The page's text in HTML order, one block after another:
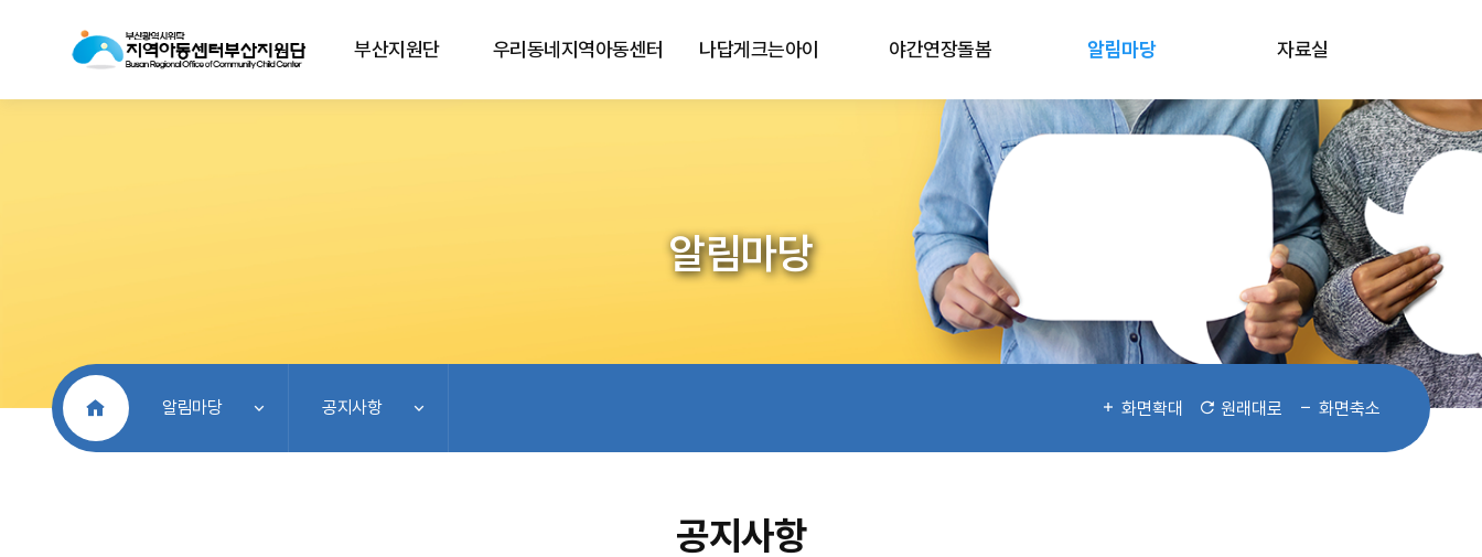
부산지원단 우리동네지역아동센터 나답게크는아이 야간연장돌봄 알림마당 자료실
알림마당
처음으로알림마당 공지사항 화면확대 원래대로 화면축소
공지사항